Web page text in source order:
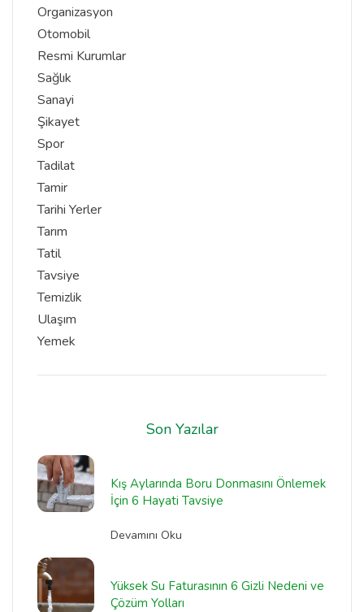
Organizasyon
Otomobil
Resmi Kurumlar
Sağlık
Sanayi
Şikayet
Spor
Tadilat
Tamir
Tarihi Yerler
Tarım
Tatil
Tavsiye
Temizlik
Ulaşım
Yemek
Son Yazılar
Kış Aylarında Boru Donmasını Önlemek
İçin 6 Hayati Tavsiye
Devamını Oku
Yüksek Su Faturasının 6 Gizli Nedeni ve
Çözüm Yolları